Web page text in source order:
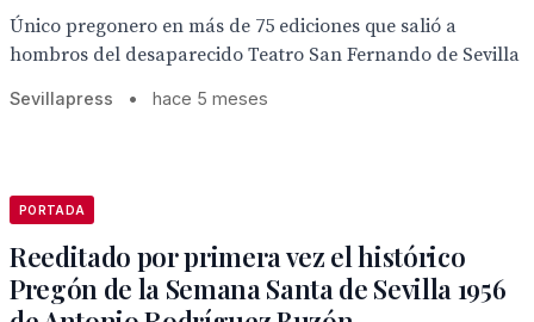
Único pregonero en más de 75 ediciones que salió a
hombros del desaparecido Teatro San Fernando de Sevilla
Sevillapress • hace 5 meses
PORTADA
Reeditado por primera vez el histórico
Pregón de la Semana Santa de Sevilla 1956